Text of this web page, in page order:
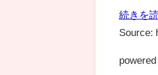
続きを
Source: